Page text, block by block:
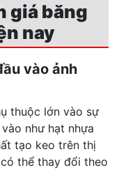
giá băng
nay
vào ảnh
thuộc lớn vào sự
như hạt nhựa
tạo keo trên thị
thể thay đổi theo